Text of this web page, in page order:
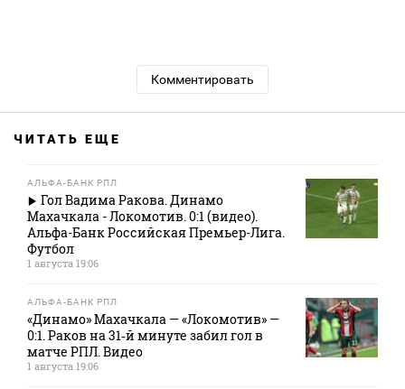
Комментировать
ЧИТАТЬ ЕЩЕ
АЛЬФА-БАНК РПЛ
Гол Вадима Ракова. Динамо
Махачкала - Локомотив. 0:1 (видео).
Альфа-Банк Российская Премьер-Лига.
Футбол
1 августа 19:06
АЛЬФА-БАНК РПЛ
«Динамо» Махачкала — «Локомотив» —
0:1. Раков на 31‑й минуте забил гол в
матче РПЛ. Видео
1 августа 19:06